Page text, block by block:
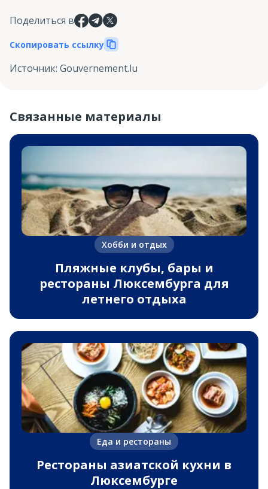
Поделиться в
Скопировать ссылку
Источник: Gouvernement.lu
Связанные материалы
Хобби и отдых
Пляжные клубы, бары и
рестораны Люксембурга для
летнего отдыха
Еда и рестораны
Рестораны азиатской кухни в
Люксембурге